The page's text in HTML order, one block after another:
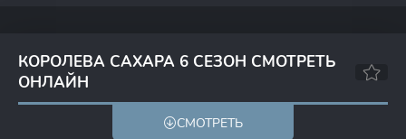
КОРОЛЕВА САХАРА 6 СЕЗОН СМОТРЕТЬ
ОНЛАЙН
СМОТРЕТЬ